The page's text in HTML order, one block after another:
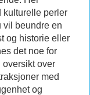
kulturelle perler
vil beundre en
og historie eller
det noe for
oversikt over
med
og